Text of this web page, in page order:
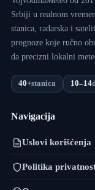
Srbiji u realnom
stanica, radarska i
prognoze koje ručno
da precizni lokalni
40+stanica 10–14
Navigacija
Uslovi korišćenja
Politika